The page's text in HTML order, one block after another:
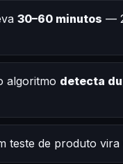
30–60 minutos —
algoritmo detecta
teste de produto